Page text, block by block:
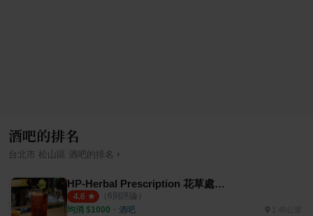
酒吧的排名
台北市 松山區 酒吧的排名 ›
HP-Herbal Prescription 花草處方籤｜音樂酒吧
4.6 （ 6則評論）
均消 $1000 ・ 酒吧 1.45公里